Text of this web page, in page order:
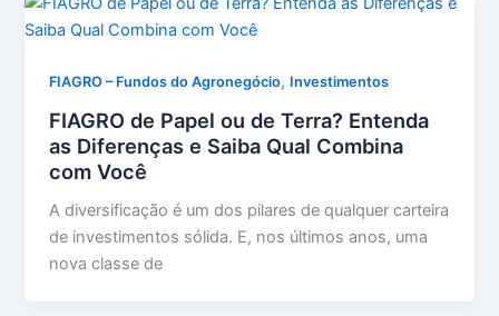
FIAGRO – Fundos do Agronegócio, Investimentos
FIAGRO de Papel ou de Terra? Entenda
as Diferenças e Saiba Qual Combina
com Você
A diversificação é um dos pilares de qualquer carteira
de investimentos sólida. E, nos últimos anos, uma
nova classe de